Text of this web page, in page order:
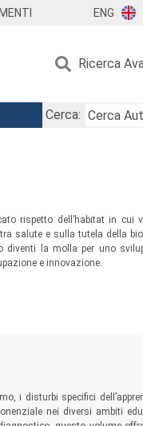
ENG
Ricerca
Cerca:
rispetto dell’habitat in
salute e sulla tutela della
diventi la molla per uno
e innovazione.
i disturbi specifici
nei diversi ambiti